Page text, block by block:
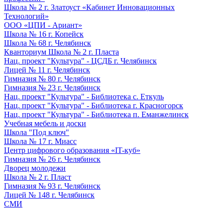
Школа № 2 г. Златоуст «Кабинет Инновационных
Технологий»
ООО «ЦПИ - Ариант»
Школа № 16 г. Копейск
Школа № 68 г. Челябинск
Кванториум Школа № 2 г. Пласта
Нац. проект "Культура" - ЦСДБ г. Челябинск
Лицей № 11 г. Челябинск
Гимназия № 80 г. Челябинск
Гимназия № 23 г. Челябинск
Нац. проект "Культура" - Библиотека с. Еткуль
Нац. проект "Культура" - Библиотека г. Красногорск
Нац. проект "Культура" - Библиотека п. Еманжелинск
Учебная мебель и доски
Школа "Под ключ"
Школа № 17 г. Миасс
Центр цифрового образования «IT-куб»
Гимназия № 26 г. Челябинск
Дворец молодежи
Школа № 2 г. Пласт
Гимназия № 93 г. Челябинск
Лицей № 148 г. Челябинск
СМИ